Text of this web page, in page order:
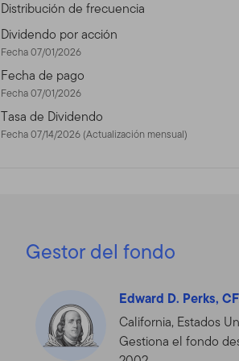
Distribución de frecuencia
Dividendo por acción
Fecha 07/01/2026
Fecha de pago
Fecha 07/01/2026
Tasa de Dividendo
Fecha 07/14/2026 (Actualización mensual)
Gestor del fondo
Edward D. Perks,
California, Estados
Gestiona el fondo
que residen fuera de los
Nada en este Sitio será
Uso
contrario por escrito.
Este Sitio está dirigido a
productos y que residen